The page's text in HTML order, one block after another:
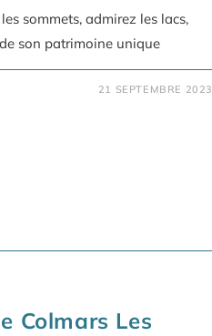
sommets, admirez les lacs,
son patrimoine unique
21 SEPTEMBRE 2023
Colmars Les